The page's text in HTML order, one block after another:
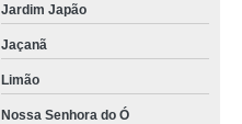
Jardim Japão
Jaçanã
Limão
Nossa Senhora do Ó